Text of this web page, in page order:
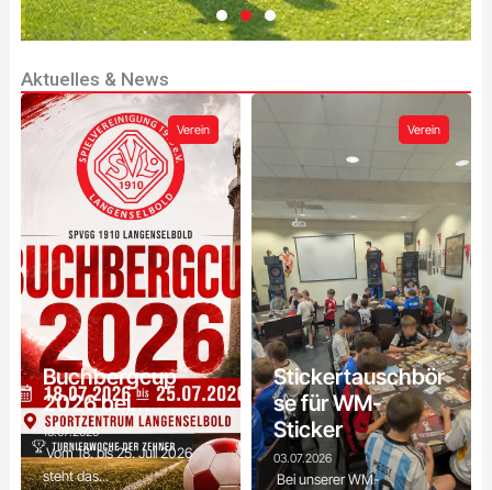
Lust auf
Fußball?
Egal ob Anfänger
oder erfahrener
Spieler - bei uns
findest du das
richtige Team. Komm
zu einem
Probetraining vorbei!
Zum
Probetraining
Aktuelles & News
Verein
Buchbergcup
2026 bei...
13.07.2026
Vom 18. bis 25. Juli 2026
steht das...
Verein
Stickertauschbör
se für WM-
Sticker
03.07.2026
Bei unserer WM-